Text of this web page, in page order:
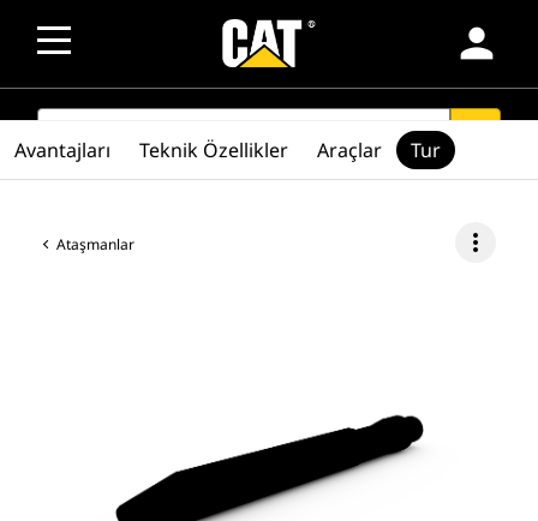
person
SEARCH
Ataşmanlar more_vert
Avantajları Teknik Özellikler Araçlar Tur